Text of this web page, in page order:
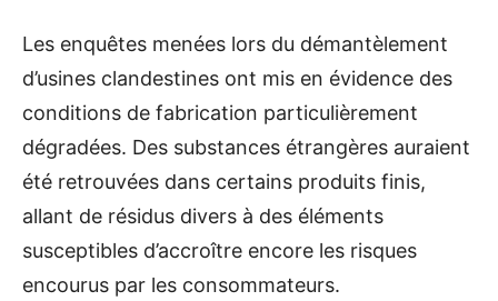
Les enquêtes menées lors du démantèlement
d’usines clandestines ont mis en évidence des
conditions de fabrication particulièrement
dégradées. Des substances étrangères auraient
été retrouvées dans certains produits finis,
allant de résidus divers à des éléments
susceptibles d’accroître encore les risques
encourus par les consommateurs.